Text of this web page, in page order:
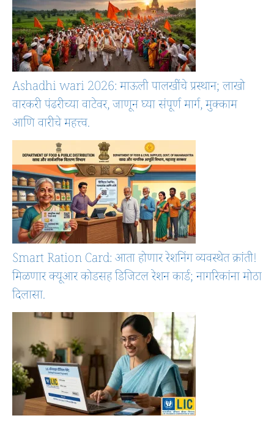
Ashadhi wari 2026: माऊली पालखींचे प्रस्थान; लाखो
वारकरी पंढरीच्या वाटेवर, जाणून घ्या संपूर्ण मार्ग, मुक्काम
आणि वारीचे महत्त्व.
Smart Ration Card: आता होणार रेशनिंग व्यवस्थेत क्रांती!
मिळणार क्यूआर कोडसह डिजिटल रेशन कार्ड; नागरिकांना मोठा
दिलासा.